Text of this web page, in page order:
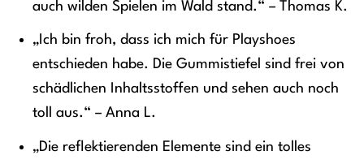
auch wilden Spielen im Wald stand.“ – Thomas K.
„Ich bin froh, dass ich mich für Playshoes
entschieden habe. Die Gummistiefel sind frei von
schädlichen Inhaltsstoffen und sehen auch noch
toll aus.“ – Anna L.
„Die reflektierenden Elemente sind ein tolles